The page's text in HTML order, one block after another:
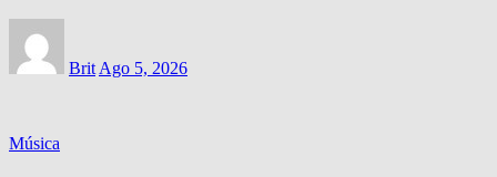
Brit Ago 5, 2026
Música